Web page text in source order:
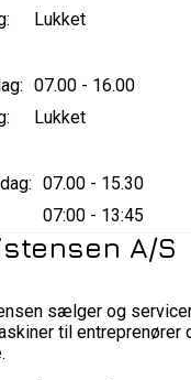
Lukket
07.00 - 16.00
Lukket
07.00 - 15.30
07:00 - 13:45
A/S
sælger og
til entreprenører